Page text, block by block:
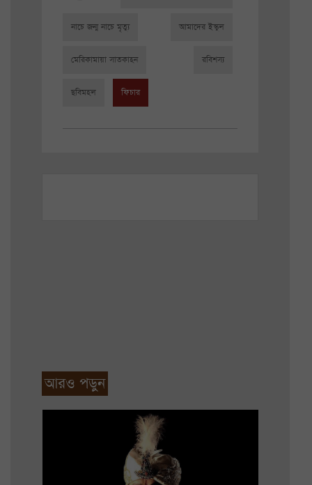
নাচে জন্ম নাচে মৃত্যু আমাদের ইস্কুল
মেরিকামায়া সাতকাহন রবিশস্য
ছবিমহল ফিচার
আরও পড়ুন